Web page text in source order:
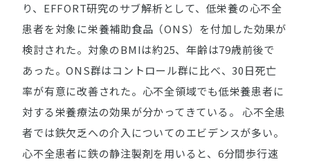
り、EFFORT研究のサブ解析として、低栄養の心不全
患者を対象に栄養補助食品（ONS）を付加した効果が
検討された。対象のBMIは約25、年齢は79歳前後で
あった。ONS群はコントロール群に比べ、30日死亡
率が有意に改善された。心不全領域でも低栄養患者に
対する栄養療法の効果が分かってきている。 心不全患
者では鉄欠乏への介入についてのエビデンスが多い。
心不全患者に鉄の静注製剤を用いると、6分間歩行速